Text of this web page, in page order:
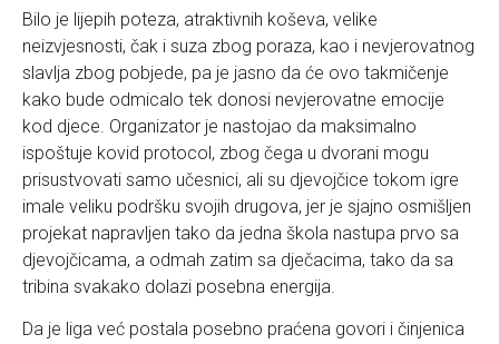
Bilo je lijepih poteza, atraktivnih koševa, velike
neizvjesnosti, čak i suza zbog poraza, kao i nevjerovatnog
slavlja zbog pobjede, pa je jasno da će ovo takmičenje
kako bude odmicalo tek donosi nevjerovatne emocije
kod djece. Organizator je nastojao da maksimalno
ispoštuje kovid protocol, zbog čega u dvorani mogu
prisustvovati samo učesnici, ali su djevojčice tokom igre
imale veliku podršku svojih drugova, jer je sjajno osmišljen
projekat napravljen tako da jedna škola nastupa prvo sa
djevojčicama, a odmah zatim sa dječacima, tako da sa
tribina svakako dolazi posebna energija.
Da je liga već postala posebno praćena govori i činjenica